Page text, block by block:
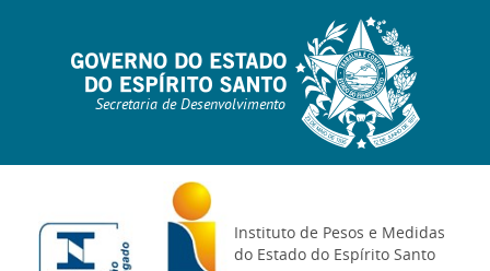
Secretaria de Desenvolvimento
Instituto de Pesos e Medidas
do Estado do Espírito Santo